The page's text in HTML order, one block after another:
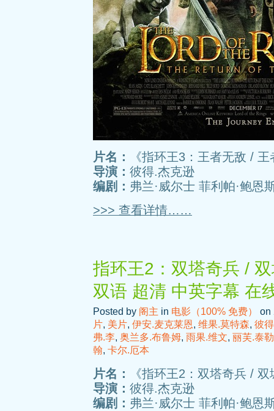
片名：
《指环王3：王者无敌 /
导演： 彼得.杰克逊
编剧： 弗兰·威尔士 菲利帕·鲍
>>> 查看详情……
指环王2：双塔奇兵 /
双语 超清 中英字幕 在
Posted by 阁主 in 电影（100% 免费）
on
片, 美片, 伊安.麦克莱恩, 维果.莫特森, 彼
弗.李, 奥兰多.布鲁姆, 雨果.维文, 丽芙.泰勒
翰, 卡尔.厄本
片名：
《指环王2：双塔奇兵 /
导演： 彼得.杰克逊
编剧： 弗兰·威尔士 菲利帕·鲍